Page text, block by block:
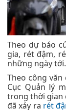
Theo dự báo
gia, rét đậm,
những ngày tới.
Theo công văn
Cục Quản lý
trong thời gian
đã xảy ra rét